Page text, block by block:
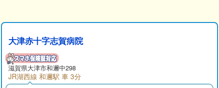
大津赤十字志賀病院
滋賀県大津市和邇中298
JR湖西線 和邇駅 車 3分